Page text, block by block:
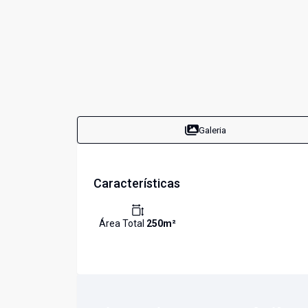
Galeria
Características
Área Total 250m²